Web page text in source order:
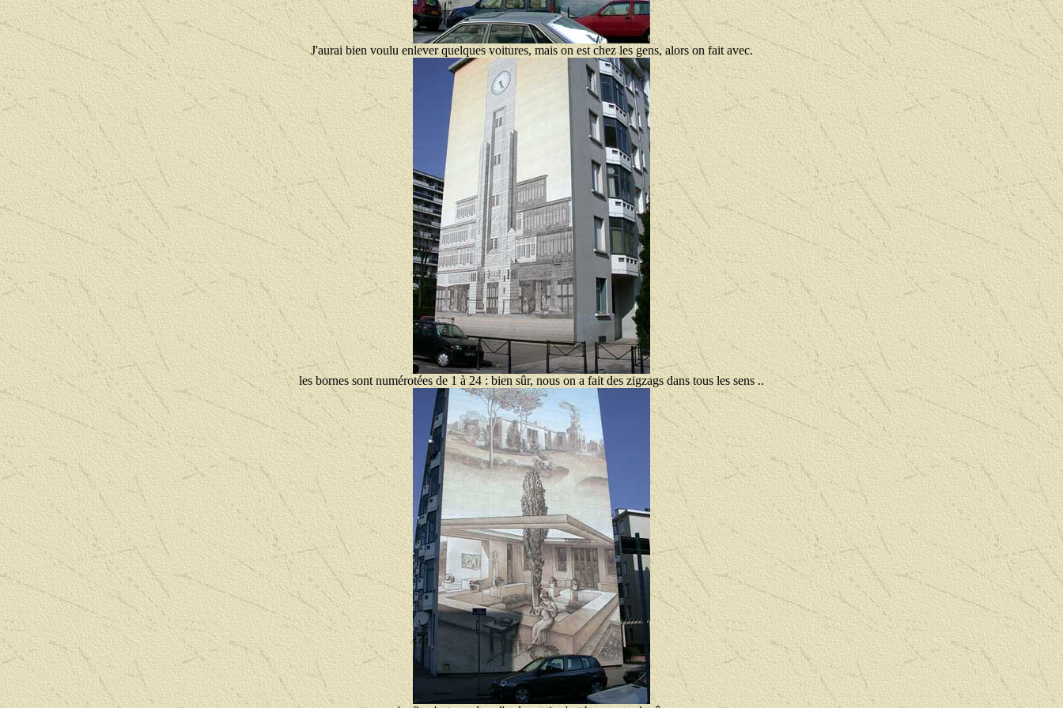
J'aurai bien voulu enlever quelques voitures, mais on est chez les gens, alors on fait avec.
les bornes sont numérotées de 1 à 24 : bien sûr, nous on a fait des zigzags dans tous les sens ..